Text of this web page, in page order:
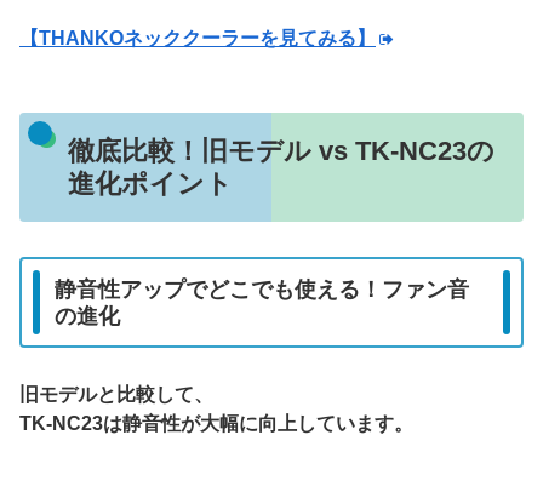
【THANKOネッククーラーを見てみる】
徹底比較！旧モデル vs TK-NC23の
進化ポイント
静音性アップでどこでも使える！ファン音
の進化
旧モデルと比較して、
TK-NC23は静音性が大幅に向上しています。